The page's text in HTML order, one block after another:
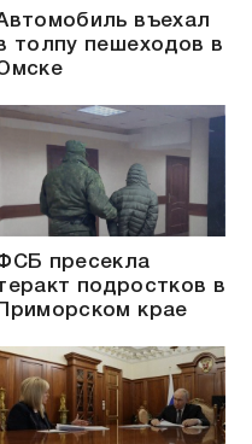
въехал
толпу пешеходов в
пресекла
подростков в
Приморском крае